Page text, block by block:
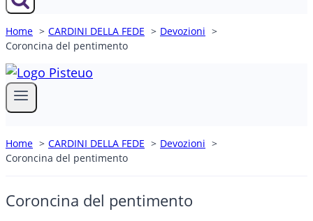
Home CARDINI DELLA FEDE
Devozioni
Coroncina del pentimento
Home CARDINI DELLA FEDE
Devozioni
Coroncina del pentimento
Coroncina del pentimento